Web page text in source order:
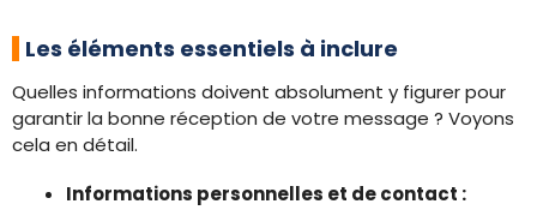
Les éléments essentiels à inclure
Quelles informations doivent absolument y figurer pour
garantir la bonne réception de votre message ? Voyons
cela en détail.
Informations personnelles et de contact :